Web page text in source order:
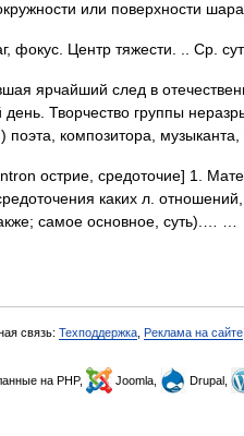
или поверхности
фокус. Центр тяжести. .. Ср.
ярчайший след в
день. Творчество группы
поэта, композитора,
острие, средоточие] 1.
каких л.
самое основное, суть).… …
связь: Техподдержка Реклама на сайте
на PHP, Joomla, Drupal,